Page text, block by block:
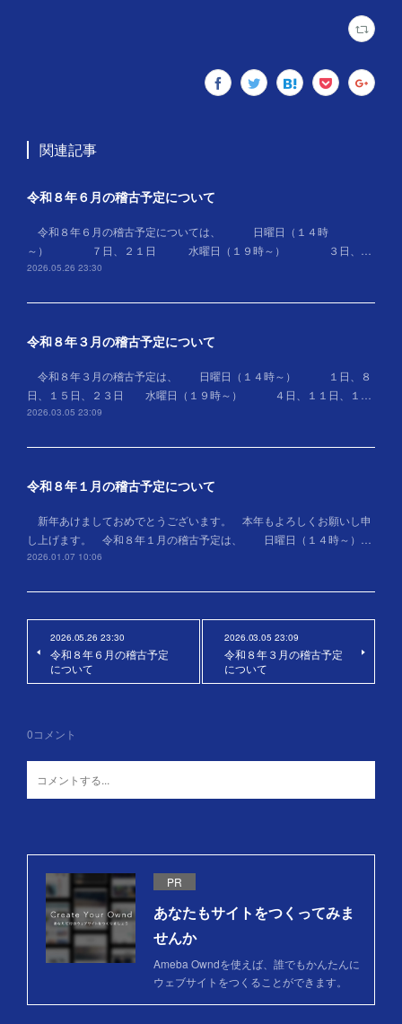
関連記事
令和８年６月の稽古予定について
令和８年６月の稽古予定については、 日曜日（１４時
～） ７日、２１日 水曜日（１９時～） ３日、…
2026.05.26 23:30
令和８年３月の稽古予定について
令和８年３月の稽古予定は、 日曜日（１４時～） １日、８
日、１５日、２３日 水曜日（１９時～） ４日、１１日、１…
2026.03.05 23:09
令和８年１月の稽古予定について
新年あけましておめでとうございます。 本年もよろしくお願いし申
し上げます。 令和８年１月の稽古予定は、 日曜日（１４時～）…
2026.01.07 10:06
2026.05.26 23:30
令和８年６月の稽古予定
について
2026.03.05 23:09
令和８年３月の稽古予定
について
0コメント
PR
あなたもサイトをつくってみま
せんか
Ameba Owndを使えば、誰でもかんたんに
ウェブサイトをつくることができます。